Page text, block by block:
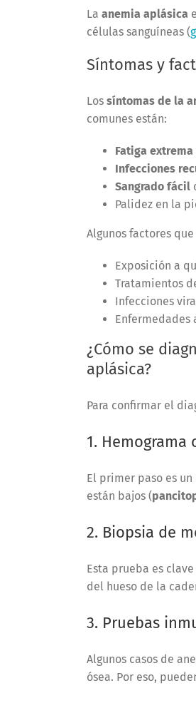
La anemia aplásica
células sanguíneas (
Síntomas y
Los síntomas de la
comunes están:
Fatiga extrema
Infecciones
Sangrado fácil
Palidez en la
Algunos factores
Exposición a
Tratamientos
Infecciones
Enfermedades
¿Cómo se
aplásica?
Para confirmar el
1.
El primer paso es un
están bajos (
2. Biopsia de
Esta prueba es
del hueso de la
3. Pruebas
Algunos casos de
ósea. Por eso,